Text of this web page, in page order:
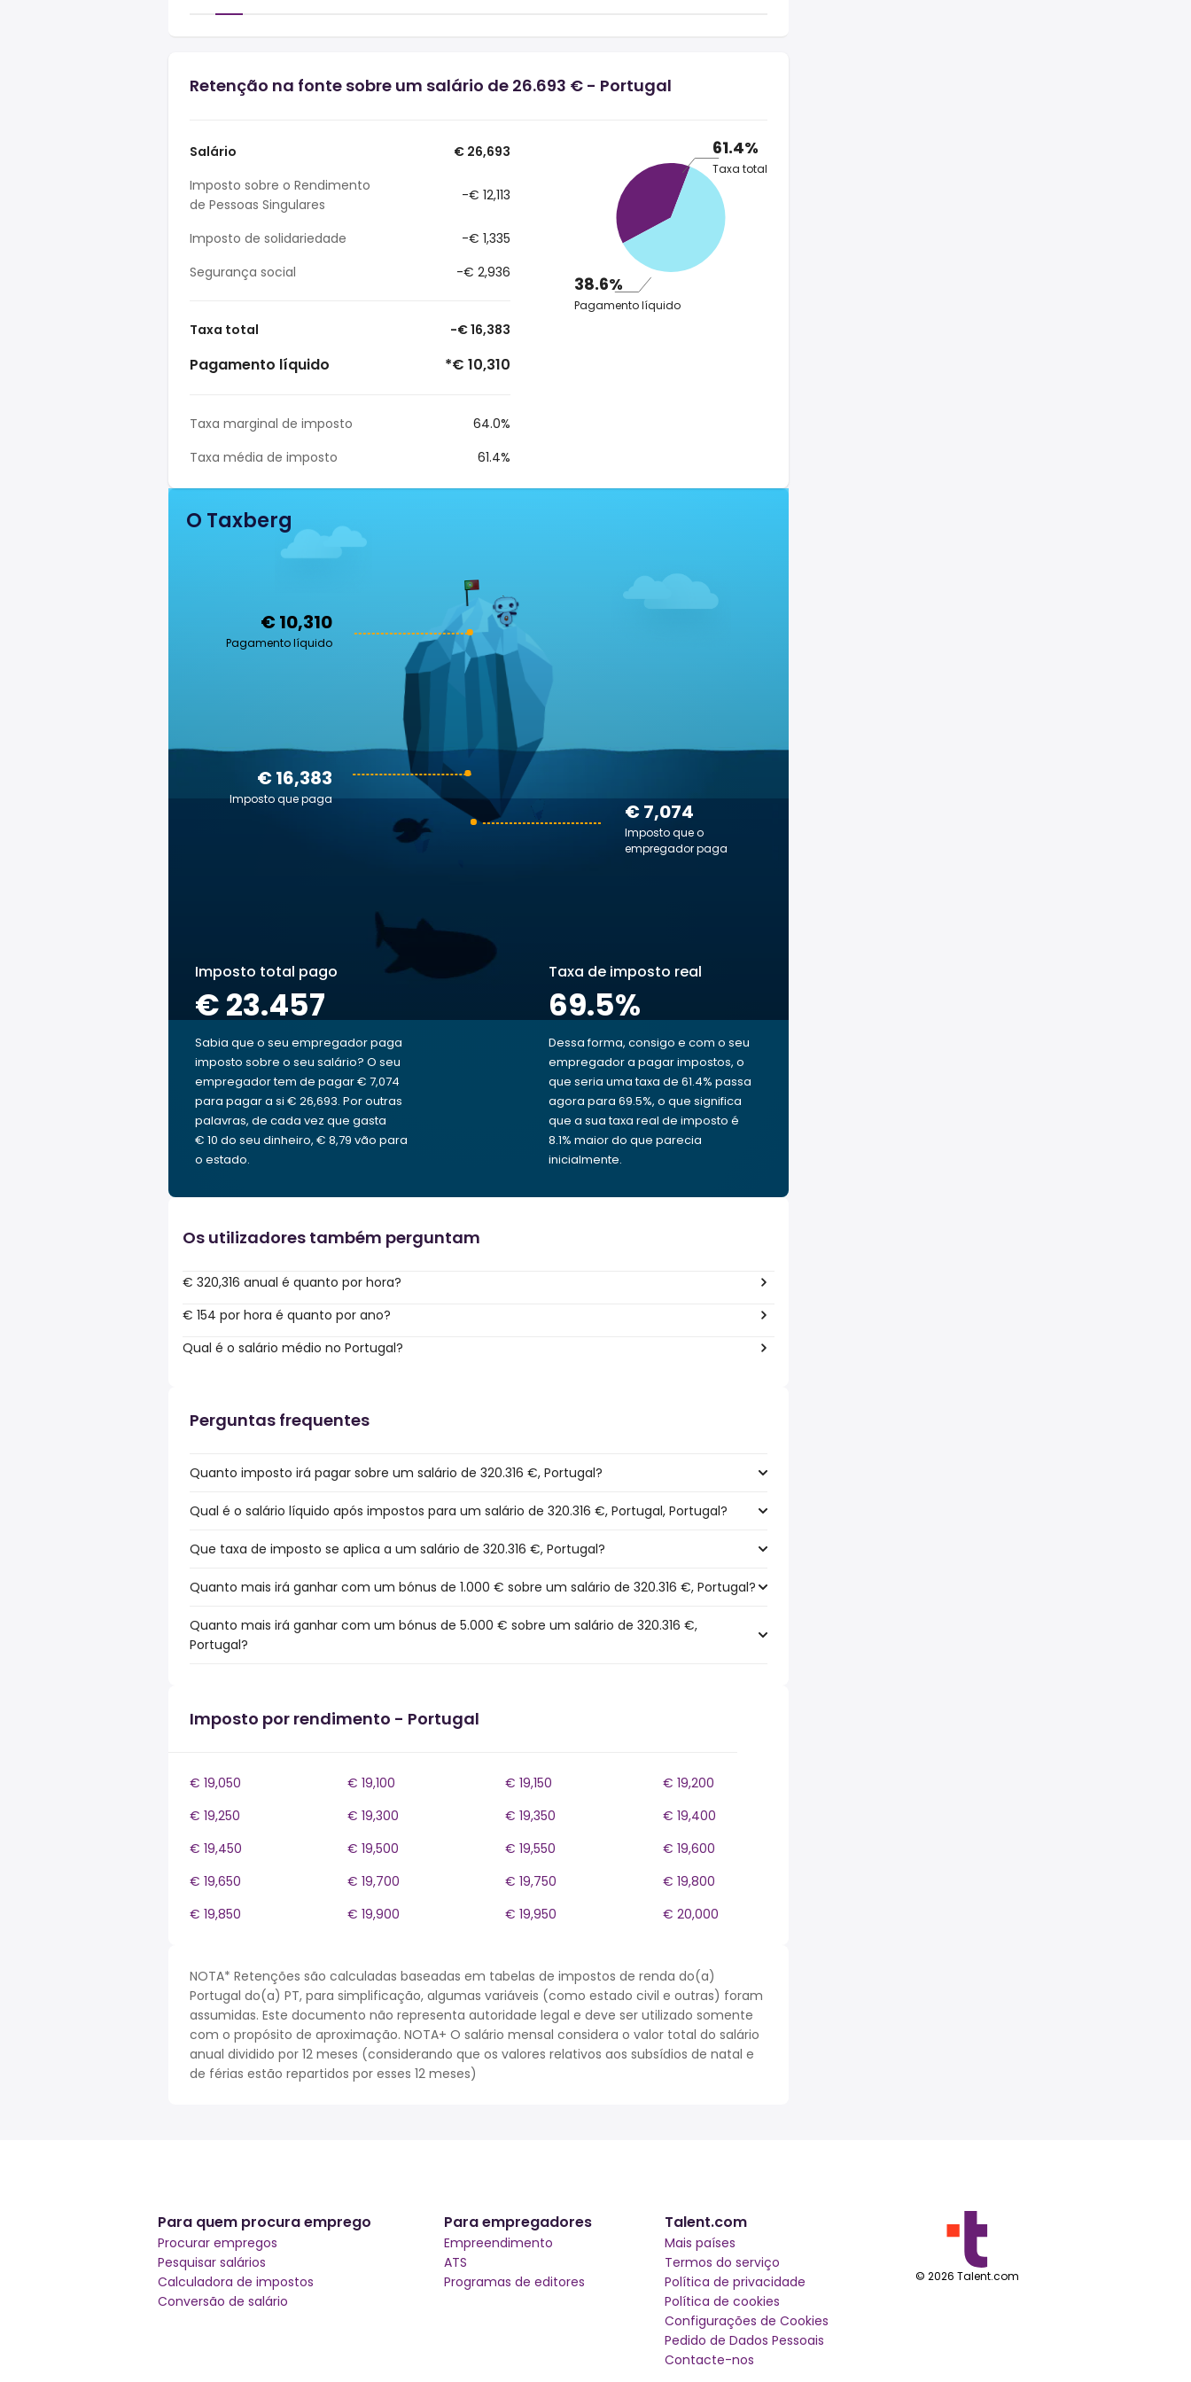
Retenção na fonte sobre um salário de 26.693 € - Portugal
Salário
€ 26,693
Imposto sobre o Rendimento
de Pessoas Singulares
-€ 12,113
Imposto de solidariedade
-€ 1,335
Segurança social
-€ 2,936
Taxa total -€ 16,383
Pagamento líquido *€ 10,310
Taxa marginal de imposto
64.0%
Taxa média de imposto
61.4%
61.4%
Taxa total
38.6%
Pagamento líquido
O Taxberg
€ 10,310
Pagamento líquido
€ 7,074
Imposto que o
empregador paga
€ 16,383
Imposto que paga
Imposto total pago
€ 23.457
Sabia que o seu empregador paga
imposto sobre o seu salário? O seu
empregador tem de pagar € 7,074
para pagar a si € 26,693. Por outras
palavras, de cada vez que gasta
€ 10 do seu dinheiro, € 8,79 vão para
o estado.
Taxa de imposto real
69.5%
Dessa forma, consigo e com o seu
empregador a pagar impostos, o
que seria uma taxa de 61.4% passa
agora para 69.5%, o que significa
que a sua taxa real de imposto é
8.1% maior do que parecia
inicialmente.
Os utilizadores também perguntam
€ 320,316 anual é quanto por hora?
€ 154 por hora é quanto por ano?
Qual é o salário médio no Portugal?
Perguntas frequentes
Quanto imposto irá pagar sobre um salário de 320.316 €, Portugal?
Qual é o salário líquido após impostos para um salário de 320.316 €, Portugal, Portugal?
Que taxa de imposto se aplica a um salário de 320.316 €, Portugal?
Quanto mais irá ganhar com um bónus de 1.000 € sobre um salário de 320.316 €, Portugal?
Quanto mais irá ganhar com um bónus de 5.000 € sobre um salário de 320.316 €,
Portugal?
Imposto por rendimento - Portugal
€ 19,050 € 19,100 € 19,150
€ 19,200
€ 19,250
€ 19,300 € 19,350
€ 19,400
€ 19,450
€ 19,500 € 19,550
€ 19,600
€ 19,650
€ 19,700 € 19,750
€ 19,800
€ 19,850
€ 19,900 € 19,950 € 20,000
NOTA* Retenções são calculadas baseadas em tabelas de impostos de renda do(a)
Portugal do(a) PT, para simplificação, algumas variáveis (como estado civil e outras) foram
assumidas. Este documento não representa autoridade legal e deve ser utilizado somente
com o propósito de aproximação. NOTA+ O salário mensal considera o valor total do salário
anual dividido por 12 meses (considerando que os valores relativos aos subsídios de natal e
de férias estão repartidos por esses 12 meses)
Para quem procura emprego
Procurar empregos
Pesquisar salários
Calculadora de impostos
Conversão de salário
Para empregadores
Empreendimento
ATS
Programas de editores
Talent.com
Mais países
Termos do serviço
Política de privacidade
Política de cookies
Configurações de Cookies
Pedido de Dados Pessoais
Contacte-nos
© 2026 Talent.com